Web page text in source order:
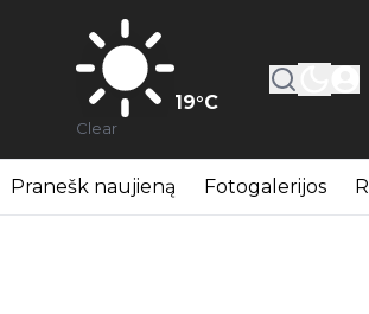
19°C
Clear
Pranešk naujieną Fotogalerijos